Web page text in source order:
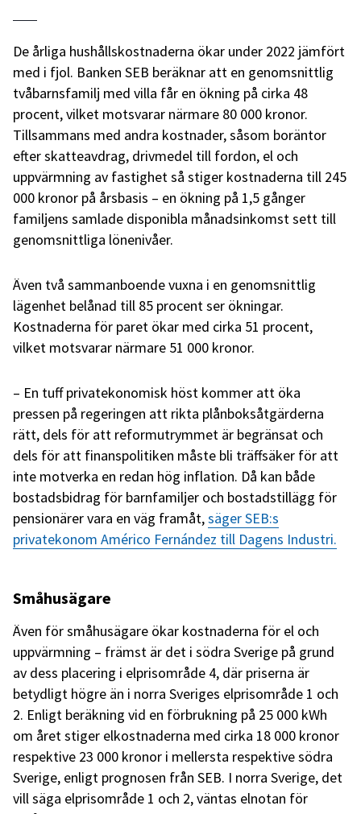
De årliga hushållskostnaderna ökar under 2022 jämfört
med i fjol. Banken SEB beräknar att en genomsnittlig
tvåbarnsfamilj med villa får en ökning på cirka 48
procent, vilket motsvarar närmare 80 000 kronor.
Tillsammans med andra kostnader, såsom boräntor
efter skatteavdrag, drivmedel till fordon, el och
uppvärmning av fastighet så stiger kostnaderna till 245
000 kronor på årsbasis – en ökning på 1,5 gånger
familjens samlade disponibla månadsinkomst sett till
genomsnittliga lönenivåer.
Även två sammanboende vuxna i en genomsnittlig
lägenhet belånad till 85 procent ser ökningar.
Kostnaderna för paret ökar med cirka 51 procent,
vilket motsvarar närmare 51 000 kronor.
– En tuff privatekonomisk höst kommer att öka
pressen på regeringen att rikta plånboksåtgärderna
rätt, dels för att reformutrymmet är begränsat och
dels för att finanspolitiken måste bli träffsäker för att
inte motverka en redan hög inflation. Då kan både
bostadsbidrag för barnfamiljer och bostadstillägg för
pensionärer vara en väg framåt,säger SEB:s
privatekonom Américo Fernández till Dagens Industri.
Småhusägare
Även för småhusägare ökar kostnaderna för el och
uppvärmning – främst är det i södra Sverige på grund
av dess placering i elprisområde 4, där priserna är
betydligt högre än i norra Sveriges elprisområde 1 och
2. Enligt beräkning vid en förbrukning på 25 000 kWh
om året stiger elkostnaderna med cirka 18 000 kronor
respektive 23 000 kronor i mellersta respektive södra
Sverige, enligt prognosen från SEB. I norra Sverige, det
vill säga elprisområde 1 och 2, väntas elnotan för